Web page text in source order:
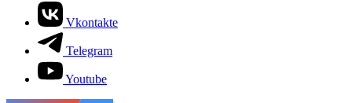
Vkontakte
Telegram
Youtube